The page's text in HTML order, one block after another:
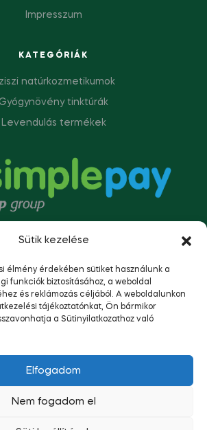
Sütik kezelése
élmény érdekében sütiket használunk a
funkciók biztosításához, a weboldal
és reklámozás céljából. A weboldalunkon
tájékoztatónkat, Ön bármikor
a Sütinyilatkozathoz való
Elfogadom
Nem fogadom el
Impresszum
KATEGÓRIÁK
natúrkozmetikumok
tinktúrák
Levendulás termékek
Napsütötte Tolna.
fenntartva.